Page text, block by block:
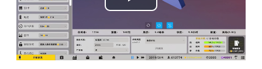
Play
Video